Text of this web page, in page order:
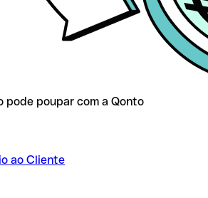
pode poupar com a Qonto
ao Cliente